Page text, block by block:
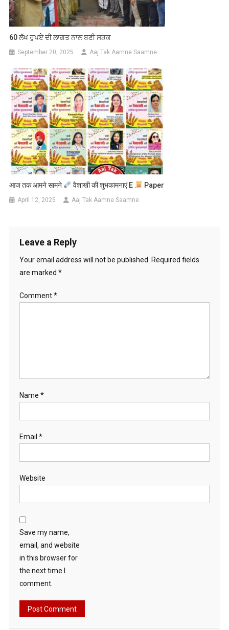
60 ਲੱਖ ਰੁਪਏ ਦੀ ਲਾਗਤ ਨਾਲ ਬਣੀ ਸੜਕ
September 20, 2025 Aaj Tak Aamne Saamne
आज तक आमने सामने वैशाखी की शुभकामनाएं E Paper
April 12, 2025 Aaj Tak Aamne Saamne
Leave a Reply
Your email address will not be published.
Required fields
are marked *
Comment*
Name *
Email *
Website
Save my name,
email, and website
in this browser for
the next time I
comment.